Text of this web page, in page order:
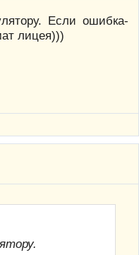
Если ошибка-
лицея)))